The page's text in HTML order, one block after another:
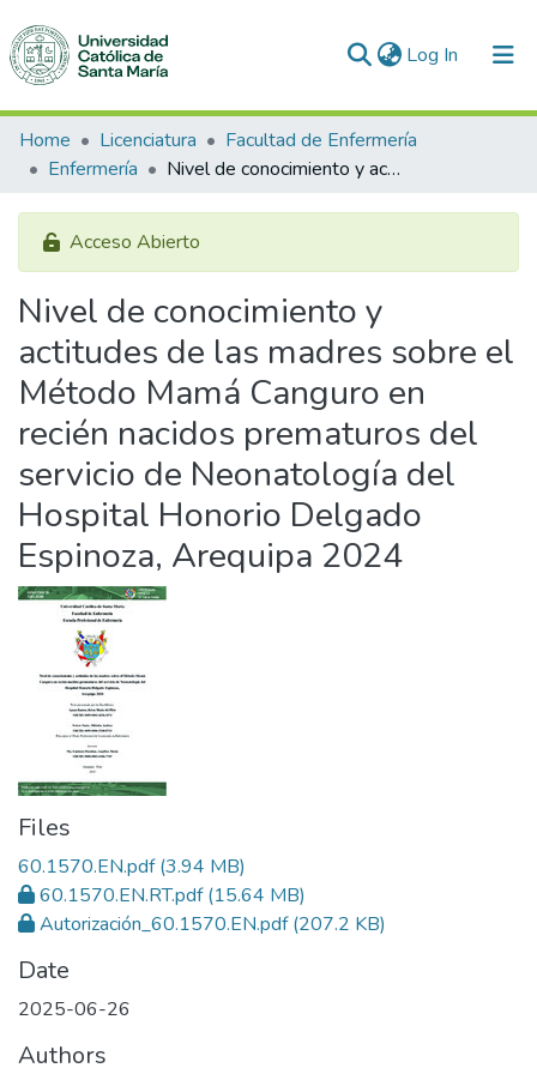
Log In (current)
Communities & Collections
All of DSpace
Statistics
Home Licenciatura
Facultad de Enfermería
Enfermería
Nivel de conocimiento y actitudes de las madres sobre el Método Mamá Canguro en recién nacidos prematuros del servicio de Neonatología del Hospital Honorio Delgado Espinoza, Arequipa 2024
Acceso Abierto
Nivel de conocimiento y
actitudes de las madres sobre el
Método Mamá Canguro en
recién nacidos prematuros del
servicio de Neonatología del
Hospital Honorio Delgado
Espinoza, Arequipa 2024
Files
60.1570.EN.pdf(3.94 MB)
60.1570.EN.RT.pdf(15.64 MB)
Autorización_60.1570.EN.pdf(207.2 KB)
Date
2025-06-26
Authors